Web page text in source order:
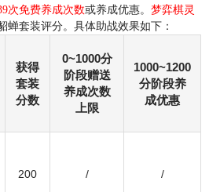
次免费养成次数或养成优惠。 梦弈棋灵
蝉套装评分。具体助战效果如下：
获得
套装
分数
0~1000分
阶段赠送
养成次数
上限
1000~1200
分阶段养
成优惠
200 / /